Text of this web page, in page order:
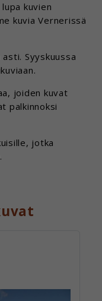
kuvien
kuvia Vernerissä
Syyskuussa
joiden kuvat
palkinnoksi
jotka